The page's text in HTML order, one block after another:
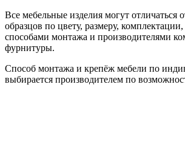
Все мебельные изделия могут отличаться
образцов по цвету, размеру,
способами монтажа и производителями
фурнитуры.
Способ монтажа и крепёж мебели по
выбирается производителем по